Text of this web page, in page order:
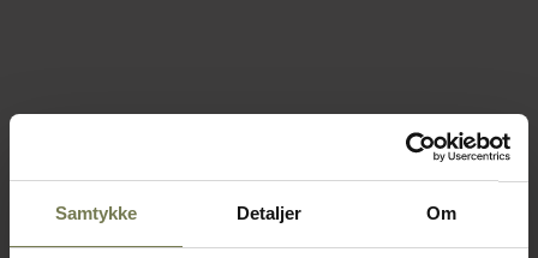
Samtykke Detaljer Om